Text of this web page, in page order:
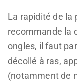
La rapidité de la
recommande la
ongles, il faut
décollé à ras,
(notamment de